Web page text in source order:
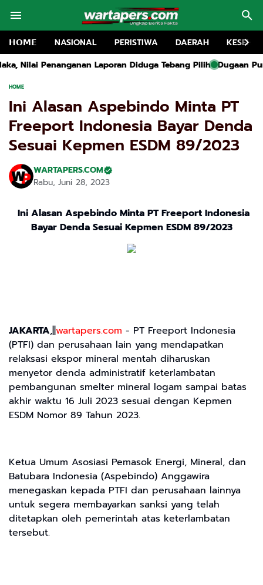
𝗛𝗢𝗠𝗘 NASIONAL PERISTIWA DAERAH
Diduga Tebang Pilih Dugaan Pungutan Liar Dana
HOME
Ini Alasan Aspebindo Minta PT
Freeport Indonesia Bayar Denda
Sesuai Kepmen ESDM 89/2023
WARTAPERS.COM
Rabu, Juni 28, 2023
Ini Alasan Aspebindo Minta PT Freeport Indonesia
Bayar Denda Sesuai Kepmen ESDM 89/2023
JAKARTA,||wartapers.com - PT Freeport Indonesia
(PTFI) dan perusahaan lain yang mendapatkan
relaksasi ekspor mineral mentah diharuskan
menyetor denda administratif keterlambatan
pembangunan smelter mineral logam sampai batas
akhir waktu 16 Juli 2023 sesuai dengan Kepmen
ESDM Nomor 89 Tahun 2023.
Ketua Umum Asosiasi Pemasok Energi, Mineral, dan
Batubara Indonesia (Aspebindo) Anggawira
menegaskan kepada PTFI dan perusahaan lainnya
untuk segera membayarkan sanksi yang telah
ditetapkan oleh pemerintah atas keterlambatan
tersebut.